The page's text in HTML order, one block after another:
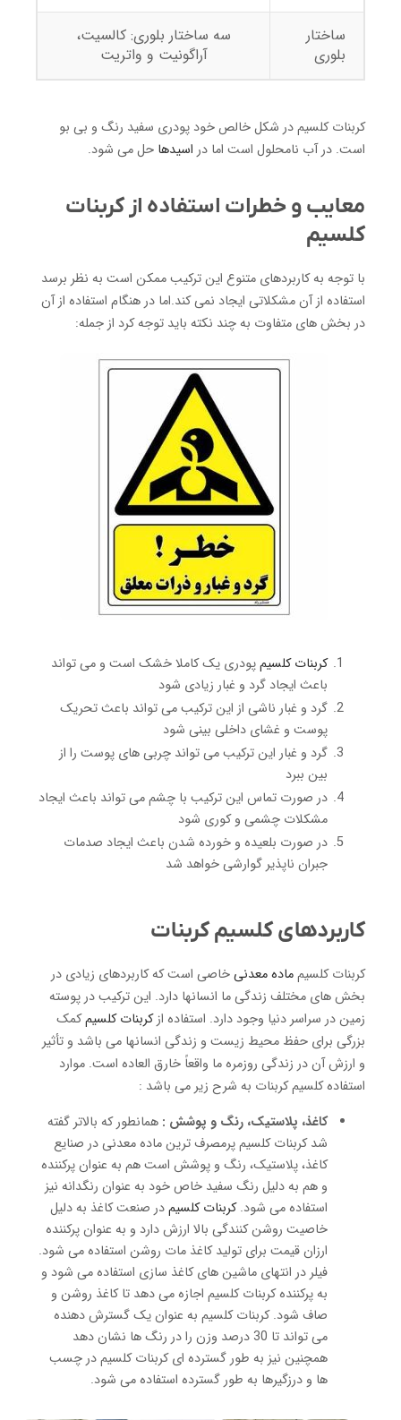
ساختار
بلوری
سه ساختار بلوری: کالسیت،
آراگونیت و واتریت
کربنات کلسیم در شکل خالص خود پودری سفید رنگ و بی بو
است. در آب نامحلول است اما در اسیدها حل می شود.
معایب و خطرات استفاده از کربنات
کلسیم
با توجه به کاربردهای متنوع این ترکیب ممکن است به نظر برسد
استفاده از آن مشکلاتی ایجاد نمی کند.اما در هنگام استفاده از آن
در بخش های متفاوت به چند نکته باید توجه کرد از جمله:
کربنات کلسیمپودری یک کاملا خشک است و می تواند
باعث ایجاد گرد و غبار زیادی شود
گرد و غبار ناشی از این ترکیب می تواند باعث تحریک
پوست و غشای داخلی بینی شود
گرد و غبار این ترکیب می تواند چربی های پوست را از
بین ببرد
در صورت تماس این ترکیب با چشم می تواند باعث ایجاد
مشکلات چشمی و کوری شود
در صورت بلعیده و خورده شدن باعث ایجاد صدمات
جبران ناپذیر گوارشی خواهد شد
کاربردهای کلسیم کربنات
کربنات کلسیمماده معدنیخاصی است که کاربردهای زیادی در
بخش های مختلف زندگی ما انسانها دارد. این ترکیب در پوسته
زمین در سراسر دنیا وجود دارد. استفاده ازکربنات کلسیمکمک
بزرگی برای حفظ محیط زیست و زندگی انسانها می باشد و تأثیر
و ارزش آن در زندگی روزمره ما واقعاً خارق العاده است. موارد
استفاده کلسیم کربنات به شرح زیر می باشد :
کاغذ، پلاستیک، رنگ و پوشش : همانطور که بالاتر گفته
شد کربنات کلسیم پرمصرف ترین ماده معدنی در صنایع
کاغذ، پلاستیک، رنگ و پوشش است هم به عنوان پرکننده
و هم به دلیل رنگ سفید خاص خود به عنوان رنگدانه نیز
استفاده می شود.کربنات کلسیمدر صنعت کاغذ به دلیل
خاصیت روشن کنندگی بالا ارزش دارد و به عنوان پرکننده
ارزان قیمت برای تولید کاغذ مات روشن استفاده می شود.
فیلر در انتهای ماشین های کاغذ سازی استفاده می شود و
به پرکننده کربنات کلسیم اجازه می دهد تا کاغذ روشن و
صاف شود. کربنات کلسیم به عنوان یک گسترش دهنده
می تواند تا 30 درصد وزن را در رنگ ها نشان دهد
همچنین نیز به طور گسترده ای کربنات کلسیم در چسب
ها و درزگیرها به طور گسترده استفاده می شود.